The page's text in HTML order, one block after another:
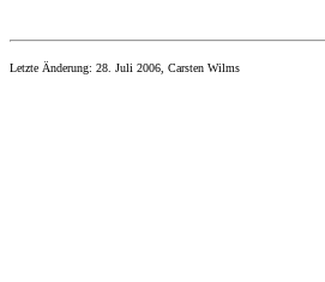
Letzte Änderung: 28. Juli 2006, Carsten Wilms